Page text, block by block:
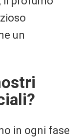
un
in ogni fase